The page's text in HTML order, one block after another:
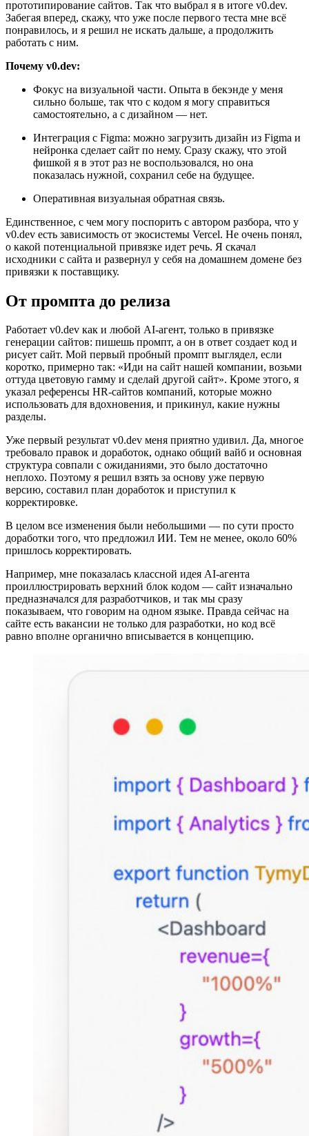
прототипирование сайтов. Так что выбрал я в итоге v0.dev.
Забегая вперед, скажу, что уже после первого теста мне всё
понравилось, и я решил не искать дальше, а продолжить
работать с ним.
Почему v0.dev:
Фокус на визуальной части. Опыта в бекэнде у меня
сильно больше, так что с кодом я могу справиться
самостоятельно, а с дизайном — нет.
Интеграция с Figma: можно загрузить дизайн из Figma и
нейронка сделает сайт по нему. Сразу скажу, что этой
фишкой я в этот раз не воспользовался, но она
показалась нужной, сохранил себе на будущее.
Оперативная визуальная обратная связь.
Единственное, с чем могу поспорить с автором разбора, что у
v0.dev есть зависимость от экосистемы Vercel. Не очень понял,
о какой потенциальной привязке идет речь. Я скачал
исходники с сайта и развернул у себя на домашнем домене без
привязки к поставщику.
От промпта до релиза
Работает v0.dev как и любой AI-агент, только в привязке
генерации сайтов: пишешь промпт, а он в ответ создает код и
рисует сайт. Мой первый пробный промпт выглядел, если
коротко, примерно так: «Иди на сайт нашей компании, возьми
оттуда цветовую гамму и сделай другой сайт». Кроме этого, я
указал референсы HR-сайтов компаний, которые можно
использовать для вдохновения, и прикинул, какие нужны
разделы.
Уже первый результат v0.dev меня приятно удивил. Да, многое
требовало правок и доработок, однако общий вайб и основная
структура совпали с ожиданиями, это было достаточно
неплохо. Поэтому я решил взять за основу уже первую
версию, составил план доработок и приступил к
корректировке.
В целом все изменения были небольшими — по сути просто
доработки того, что предложил ИИ. Тем не менее, около 60%
пришлось корректировать.
Например, мне показалась классной идея AI-агента
проиллюстрировать верхний блок кодом — сайт изначально
предназначался для разработчиков, и так мы сразу
показываем, что говорим на одном языке. Правда сейчас на
сайте есть вакансии не только для разработки, но код всё
равно вполне органично вписывается в концепцию.